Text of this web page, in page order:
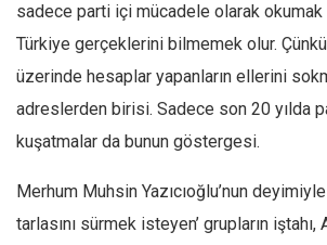
Ömer Kayani
Yusuf Armağan
Hasanali Yıldırım
Mehmet Ali Tekin
Abir E. Nahas
sadece parti içi mücadele olarak
Türkiye gerçeklerini bilmemek olur.
üzerinde hesaplar yapanların ellerini
adreslerden birisi. Sadece son 20 yılda
kuşatmalar da bunun göstergesi.
Merhum Muhsin Yazıcıoğlu’nun
tarlasını sürmek isteyen’ grupların